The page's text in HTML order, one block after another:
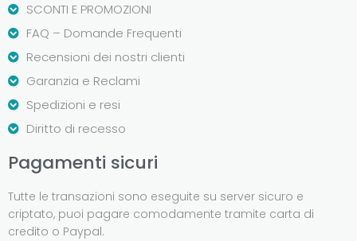
SCONTI E PROMOZIONI
FAQ – Domande Frequenti
Recensioni dei nostri clienti
Garanzia e Reclami
Spedizioni e resi
Diritto di recesso
Pagamenti sicuri
Tutte le transazioni sono eseguite su server sicuro e
criptato, puoi pagare comodamente tramite carta di
credito o Paypal.